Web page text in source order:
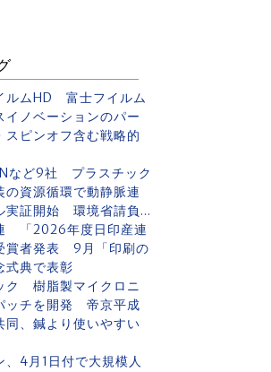
ルムHD 富士フイルム
イノベーションのパー
スピンオフ含む戦略的
など9社 プラスチック
の資源循環で動静脈連
実証開始 環境省請負...
「2026年度日印産連
賞者発表 9月「印刷の
式典で表彰
ク 樹脂製マイクロニ
ッチを開発 帝京平成
同、鍼より使いやすい
、4月1日付で大規模人